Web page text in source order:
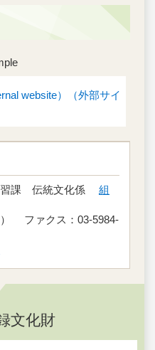
website）（外部サイ
習課 伝統文化係 組
） ファクス：03-5984-
文化財